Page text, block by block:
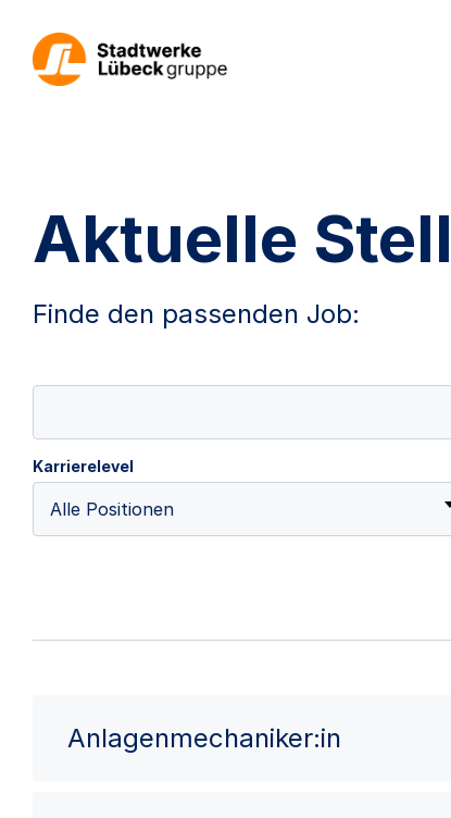
Aktuelle
Finde den passenden Job:
Karrierelevel
Alle Positionen
Anlagenmechaniker:in